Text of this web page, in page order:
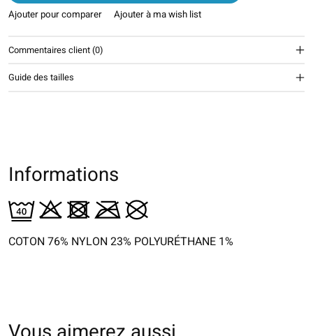
Ajouter pour comparer Ajouter à ma wish list
Commentaires client (0)
Guide des tailles
Informations
COTON 76% NYLON 23% POLYURÉTHANE 1%